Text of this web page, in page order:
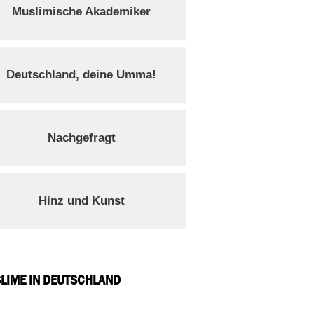
Muslimische Akademiker
Deutschland, deine Umma!
Nachgefragt
Hinz und Kunst
IN DEUTSCHLAND